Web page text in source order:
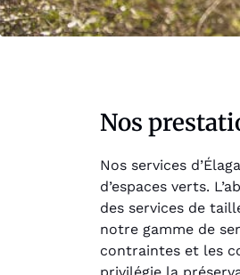
Nos
Nos services
d’espaces verts.
des services de
notre gamme de
contraintes et les